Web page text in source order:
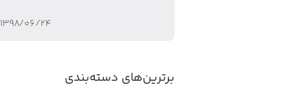
۱۳۹۸/۰۶/۲۴
برترین‌های دسته‌بندی